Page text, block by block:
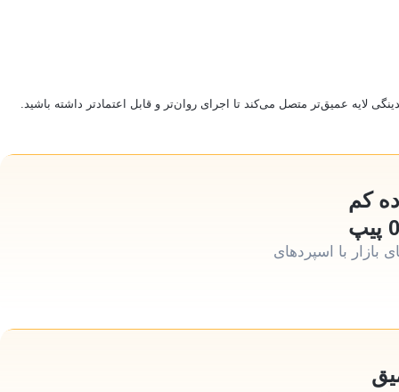
لایه عمیق‌تر متصل می‌کند تا اجرای روان‌تر و قابل اعتمادتر داشته باشید.
کم
بازار با اسپردهای